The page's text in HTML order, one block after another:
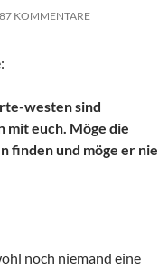
KOMMENTARE
westen sind
euch. Möge die
finden und möge er nie
noch niemand eine